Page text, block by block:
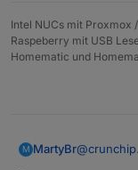
Intel NUCs mit Proxmox
Raspeberry mit USB
Homematic und
M MartyBr@crunchip